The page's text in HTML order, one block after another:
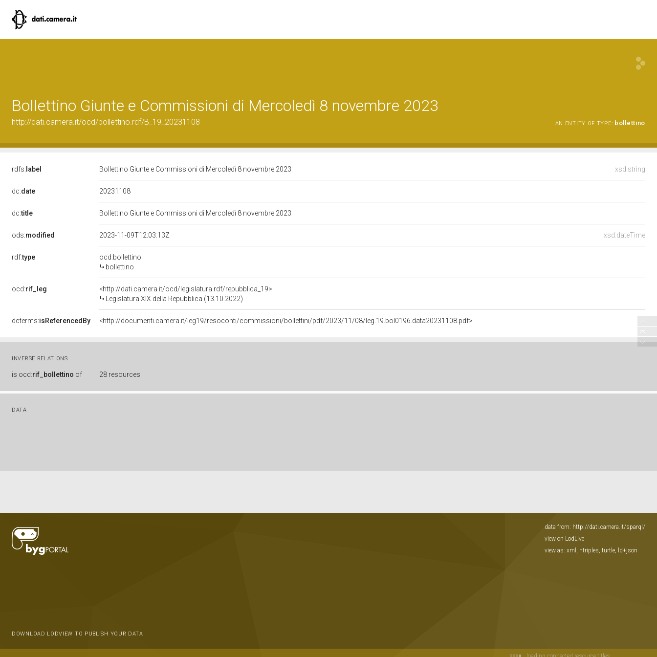
Bollettino Giunte e Commissioni di Mercoledì 8 novembre 2023
http://dati.camera.it/ocd/bollettino.rdf/B_19_20231108 AN ENTITY OF TYPE: bollettino
rdfs: label xsd:string
Bollettino Giunte e Commissioni di Mercoledì 8 novembre 2023
dc:date 20231108
dc:title Bollettino Giunte e Commissioni di Mercoledì 8 novembre 2023
ods:modified xsd:dateTime
2023-11-09T12:03:13Z
rdf:type
ocd:bollettino
bollettino
ocd:rif_leg
<http://dati.camera.it/ocd/legislatura.rdf/repubblica_19>
Legislatura XIX della Repubblica (13.10.2022)
dcterms:isReferencedBy <http://documenti.camera.it/leg19/resoconti/commissioni/bollettini/pdf/2023/11/08/leg.19.bol0196.data20231108.pdf>
INVERSE RELATIONS
is ocd:rif_bollettino of 28 resources
DATA
DOWNLOAD LODVIEW TO PUBLISH YOUR DATA
data from: http://dati.camera.it/sparql/
view on LodLive
view as: xml , ntriples, turtle, ld+json